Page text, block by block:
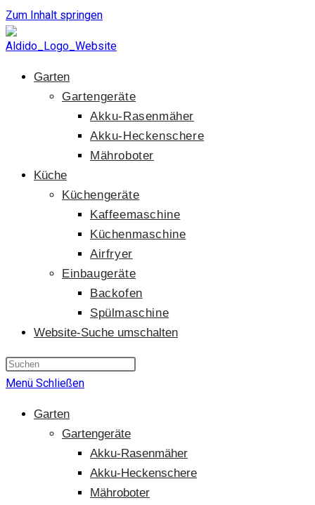
Zum Inhalt springen
Garten
Gartengeräte
Akku-Rasenmäher
Akku-Heckenschere
Mähroboter
Küche
Küchengeräte
Kaffeemaschine
Küchenmaschine
Airfryer
Einbaugeräte
Backofen
Spülmaschine
Website-Suche umschalten
Menü Schließen
Garten
Gartengeräte
Akku-Rasenmäher
Akku-Heckenschere
Mähroboter